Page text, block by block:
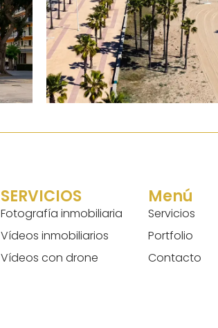
SERVICIOS
Fotografía inmobiliaria
Vídeos inmobiliarios
Vídeos con drone
Menú
Servicios
Portfolio
Contacto